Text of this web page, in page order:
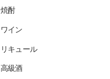
焼酎
ワイン
リキュール
高級酒